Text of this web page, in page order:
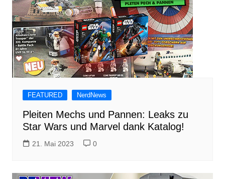
FEATURED NerdNews
Pleiten Mechs und Pannen: Leaks zu
Star Wars und Marvel dank Katalog!
21. Mai 2023 0